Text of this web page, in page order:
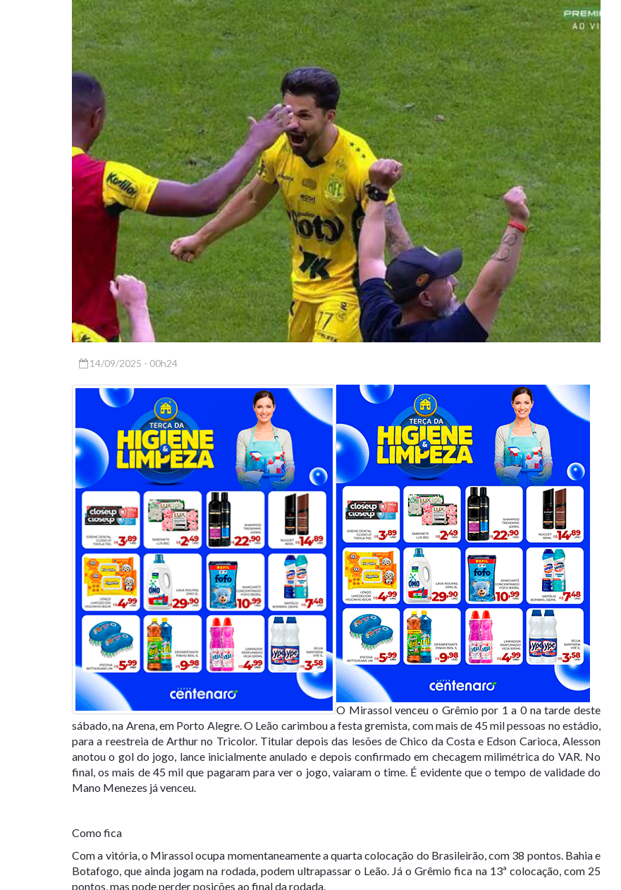
14/09/2025 - 00h24
O Mirassol venceu o Grêmio por 1 a 0 na tarde deste
sábado, na Arena, em Porto Alegre. O Leão carimbou a festa gremista, com mais de 45 mil pessoas no estádio,
para a reestreia de Arthur no Tricolor. Titular depois das lesões de Chico da Costa e Edson Carioca, Alesson
anotou o gol do jogo, lance inicialmente anulado e depois confirmado em checagem milimétrica do VAR. No
final, os mais de 45 mil que pagaram para ver o jogo, vaiaram o time. É evidente que o tempo de validade do
Mano Menezes já venceu.
Como fica
Com a vitória, o Mirassol ocupa momentaneamente a quarta colocação do Brasileirão, com 38 pontos. Bahia e
Botafogo, que ainda jogam na rodada, podem ultrapassar o Leão. Já o Grêmio fica na 13ª colocação, com 25
pontos, mas pode perder posições ao final da rodada.